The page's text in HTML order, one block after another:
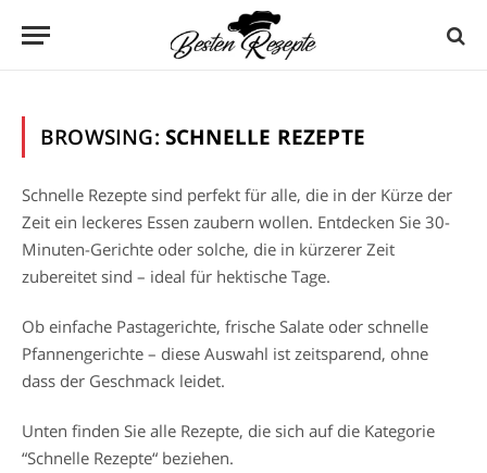
BROWSING: SCHNELLE REZEPTE
Schnelle Rezepte sind perfekt für alle, die in der Kürze der
Zeit ein leckeres Essen zaubern wollen. Entdecken Sie 30-
Minuten-Gerichte oder solche, die in kürzerer Zeit
zubereitet sind – ideal für hektische Tage.
Ob einfache Pastagerichte, frische Salate oder schnelle
Pfannengerichte – diese Auswahl ist zeitsparend, ohne
dass der Geschmack leidet.
Unten finden Sie alle Rezepte, die sich auf die Kategorie
“Schnelle Rezepte“ beziehen.